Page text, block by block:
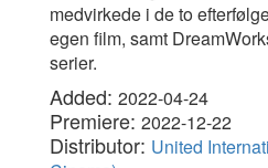
medvirkede i de to
egen film, samt
serier.
Added: 2022-04-24
Premiere: 2022-12-22
Distributor: United